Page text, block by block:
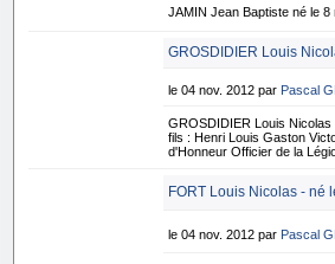
JAMIN Jean Baptiste né le
GROSDIDIER Louis
le 04 nov. 2012 par Pascal
GROSDIDIER Louis Nicolas
fils : Henri Louis Gaston
d'Honneur Officier de la
FORT Louis Nicolas - né
le 04 nov. 2012 par Pascal